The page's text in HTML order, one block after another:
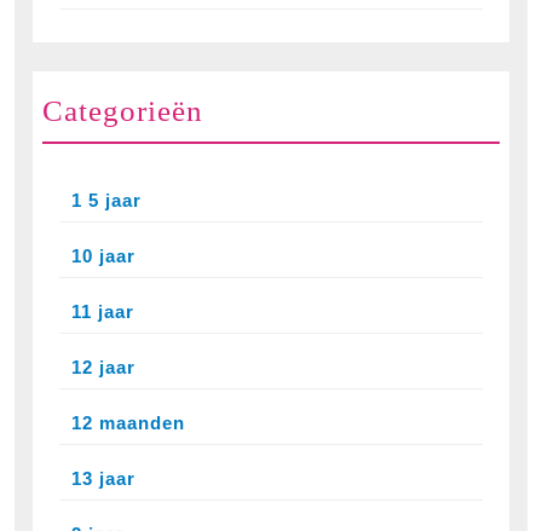
Categorieën
1 5 jaar
10 jaar
11 jaar
12 jaar
12 maanden
13 jaar